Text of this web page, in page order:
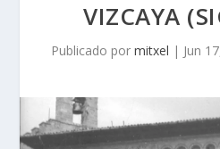
VIZCAYA
Publicado por mitxel | Jun